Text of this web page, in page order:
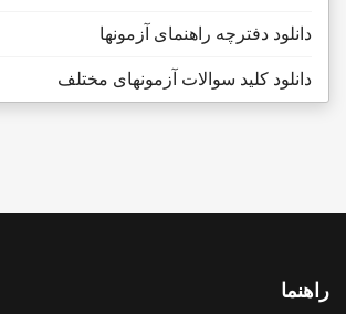
دانلود دفترچه راهنمای آزمونها
دانلود کلید سوالات آزمونهای مختلف
راهنما